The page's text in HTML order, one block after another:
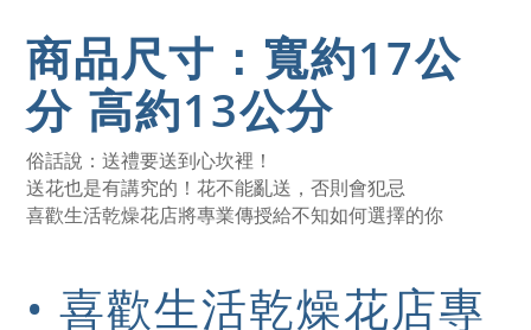
商品尺寸： 寬約17公
分 高約13公分
俗話說：送禮要送到心坎裡！
送花也是有講究的！花不能亂送，否則會犯忌
喜歡生活乾燥花店將專業傳授給不知如何選擇的你
• 喜歡生活乾燥花店專